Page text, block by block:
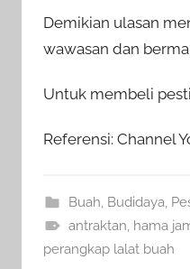
Demikian ulasan
wawasan dan
Untuk membeli
Referensi: Channel
Buah, Budidaya,
antraktan, hama
perangkap lalat buah